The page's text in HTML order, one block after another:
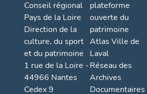
Conseil régional
Pays de la Loire
Direction de la
culture, du sport
et du patrimoine
1 rue de la Loire -
44966 Nantes
Cedex 9
plateforme
ouverte du
patrimoine
Atlas Ville de
Laval
Réseau des
Archives
Documentaires